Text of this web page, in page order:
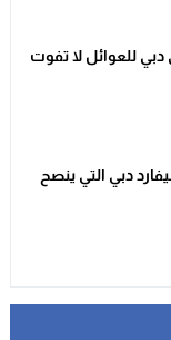
للعوائل لا تفوت
بوليفارد دبي التي ينصح